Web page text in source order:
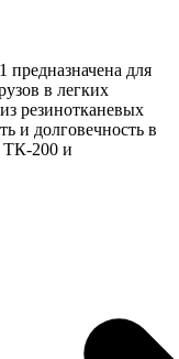
для
в легких
резинотканевых
и долговечность в
ТК-200 и